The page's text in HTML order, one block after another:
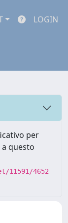
LOGIN
per
questo
11591/4652